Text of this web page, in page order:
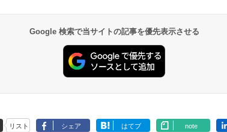
Google 検索で当サイトの記事を優先表示させる
リスト シェア はてブ note